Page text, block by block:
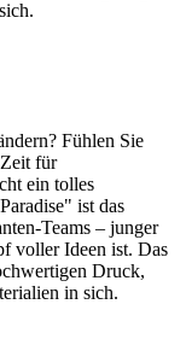
Fühlen Sie
Zeit für
ein tolles
ist das
Teams – junger
voller Ideen ist. Das
Druck,
in sich.